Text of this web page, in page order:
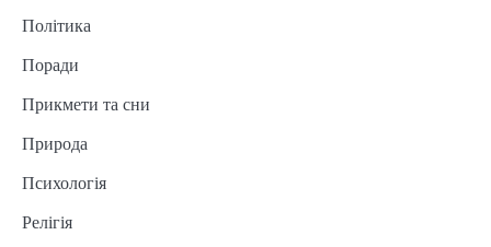
Політика
Поради
Прикмети та сни
Природа
Психологія
Релігія